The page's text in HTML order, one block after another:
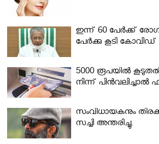
ഇന്ന് 60 പേർക്ക്
പേര്‍ക്കു കൂടി കോവിഡ്
5000 രൂപയിൽ
നിന്ന് പിൻവലിച്ചാൽ
സംവിധായകനും
സച്ചി അന്തരിച്ചു.